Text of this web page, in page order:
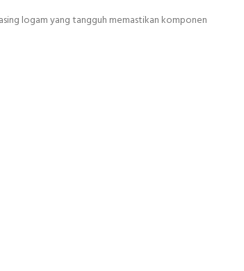
logam yang tangguh memastikan komponen